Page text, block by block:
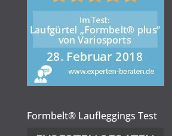
Formbelt® Laufleggings Test